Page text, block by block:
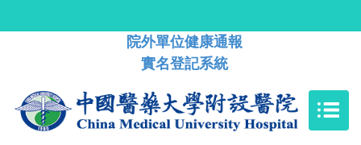
院外單位健康通報
實名登記系統